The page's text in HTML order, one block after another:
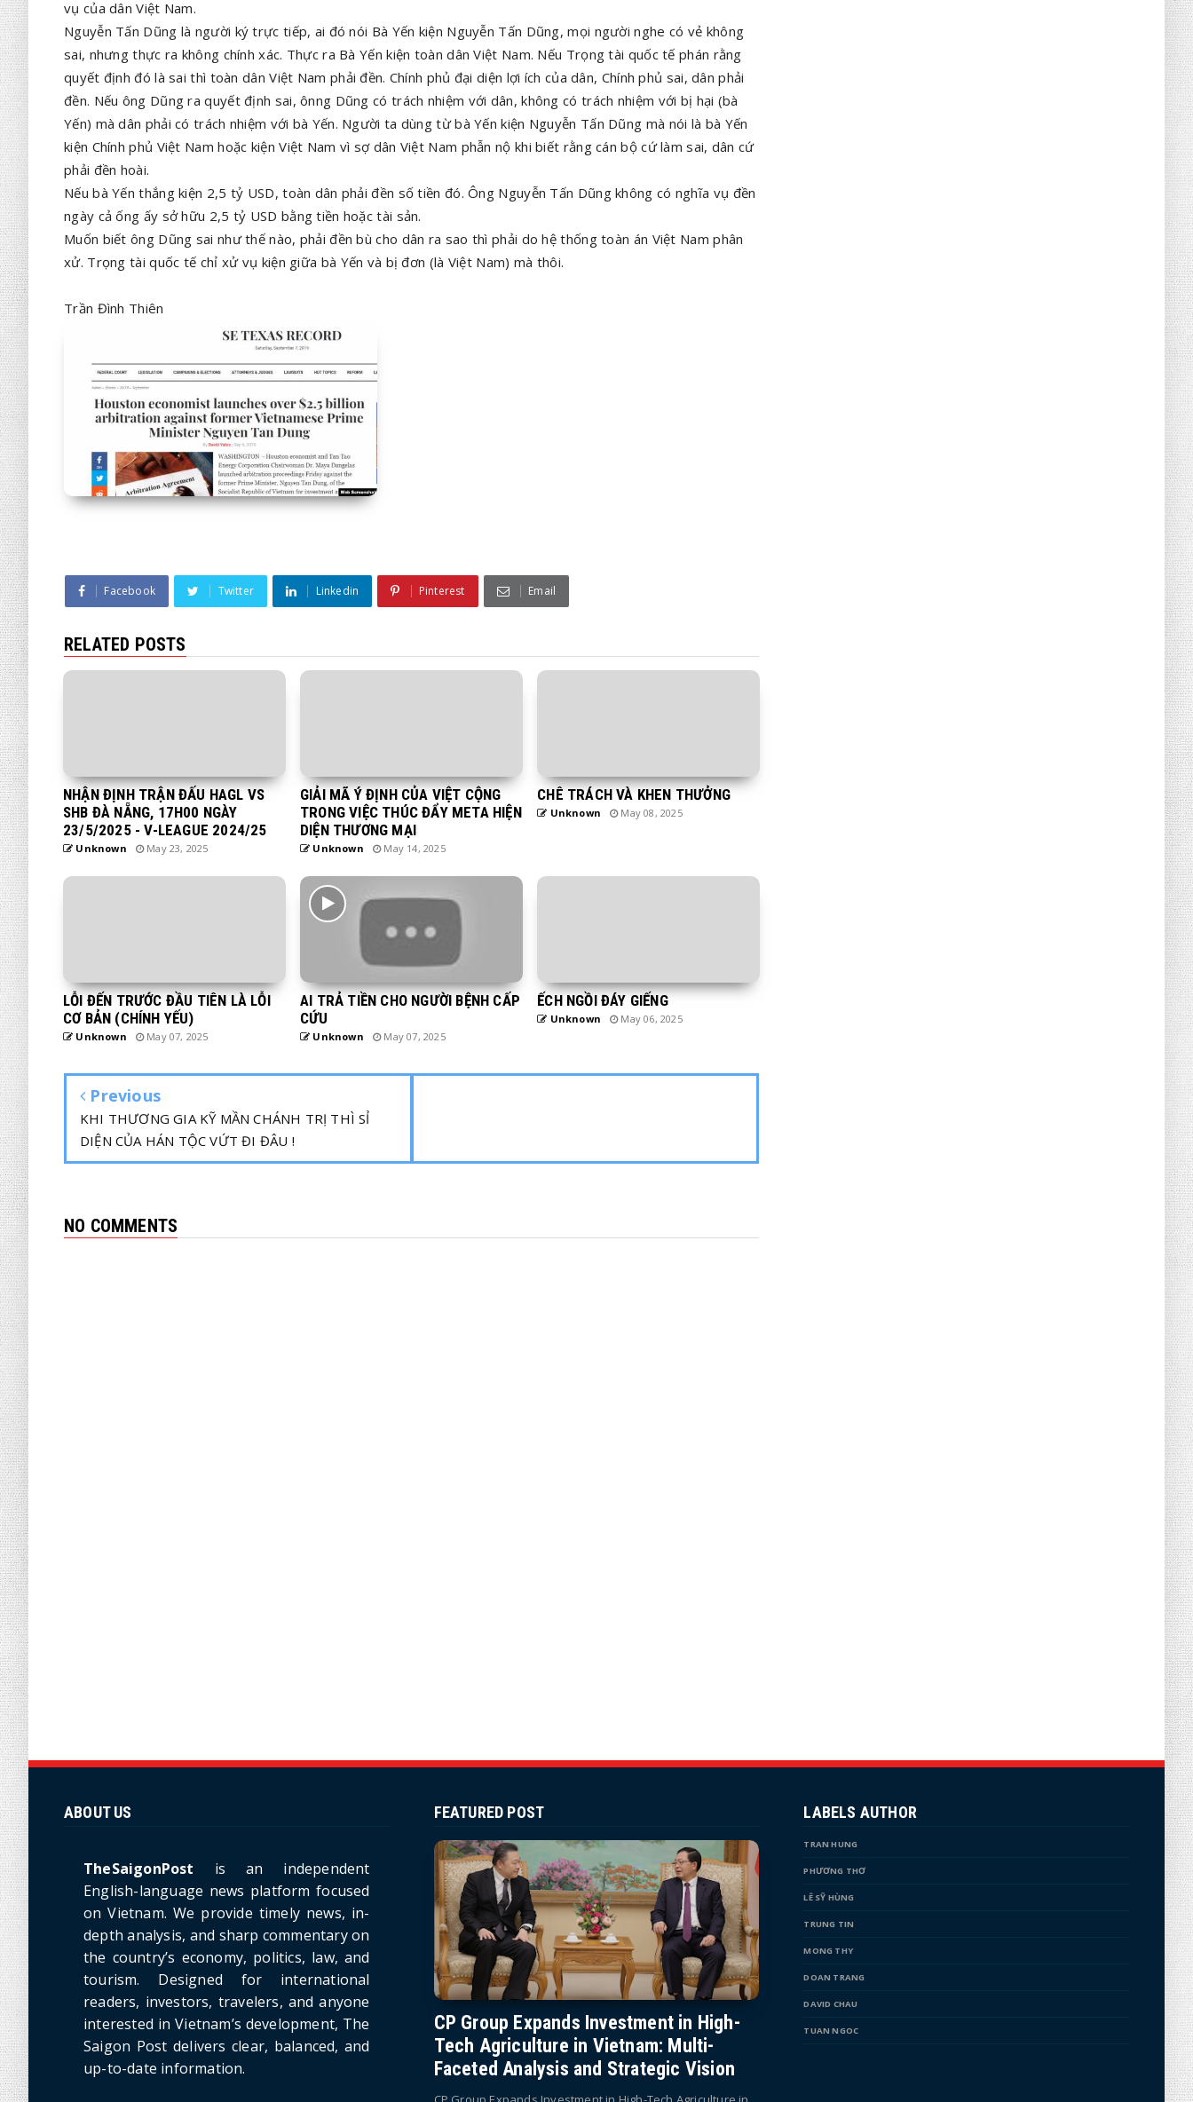
vụ của dân Việt Nam.
Nguyễn Tấn Dũng là người ký trực tiếp, ai đó nói Bà Yến kiện Nguyễn Tấn Dũng, mọi người nghe có vẻ không
sai, nhưng thực ra không chính xác. Thực ra Bà Yến kiện toàn dân Việt Nam. Nếu Trọng tài quốc tế phán rằng
quyết định đó là sai thì toàn dân Việt Nam phải đền. Chính phủ đại diện lợi ích của dân, Chính phủ sai, dân phải
đền. Nếu ông Dũng ra quyết định sai, ônng Dũng có trách nhiệm với dân, không có trách nhiệm với bị hại (bà
Yến) mà dân phải có trách nhiệm với bà Yến. Người ta dùng từ bà Yến kiện Nguyễn Tấn Dũng mà nói là bà Yến
kiện Chính phủ Việt Nam hoặc kiện Việt Nam vì sợ dân Việt Nam phẫn nộ khi biết rằng cán bộ cứ làm sai, dân cứ
phải đền hoài.
Nếu bà Yến thắng kiện 2,5 tỷ USD, toàn dân phải đền số tiền đó. Ông Nguyễn Tấn Dũng không có nghĩa vụ đền
ngày cả ống ấy sở hữu 2,5 tỷ USD bằng tiền hoặc tài sản.
Muốn biết ông Dũng sai như thế nào, phải đền bù cho dân ra sao thì phải do hệ thống toàn án Việt Nam phân
xử. Trọng tài quốc tế chỉ xử vụ kiện giữa bà Yến và bị đơn (là Việt Nam) mà thôi.
Trần Đình Thiên
Facebook Twitter Linkedin Pinterest Email
RELATED POSTS
NHẬN ĐỊNH TRẬN ĐẤU HAGL VS
SHB ĐÀ NẴNG, 17H00 NGÀY
23/5/2025 - V-LEAGUE 2024/25
Unknown May 23, 2025
GIẢI MÃ Ý ĐỊNH CỦA VIỆT CỘNG
TRONG VIỆC THÚC ĐẨY META HIỆN
DIỆN THƯƠNG MẠI
Unknown May 14, 2025
CHÊ TRÁCH VÀ KHEN THƯỞNG
Unknown May 08, 2025
LỖI ĐẾN TRƯỚC ĐẦU TIÊN LÀ LỖI
CƠ BẢN (CHÍNH YẾU)
Unknown May 07, 2025
AI TRẢ TIỀN CHO NGƯỜI BỆNH CẤP
CỨU
Unknown May 07, 2025
ẾCH NGỒI ĐÁY GIẾNG
Unknown May 06, 2025
Previous
KHI THƯƠNG GIA KỸ MẦN CHÁNH TRỊ THÌ SỈ
DIỆN CỦA HÁN TỘC VỨT ĐI ĐÂU !
NO COMMENTS
ABOUT US
TheSaigonPost is an independent
English-language news platform focused
on Vietnam. We provide timely news, in-
depth analysis, and sharp commentary on
the country’s economy, politics, law, and
tourism. Designed for international
readers, investors, travelers, and anyone
interested in Vietnam’s development, The
Saigon Post delivers clear, balanced, and
up-to-date information.
FEATURED POST
CP Group Expands Investment in High-
Tech Agriculture in Vietnam: Multi-
Faceted Analysis and Strategic Vision
LABELS AUTHOR
TRAN HUNG
PHƯƠNG THƠ
LÊ SỸ HÙNG
TRUNG TIN
MONG THY
DOAN TRANG
DAVID CHAU
TUAN NGOC